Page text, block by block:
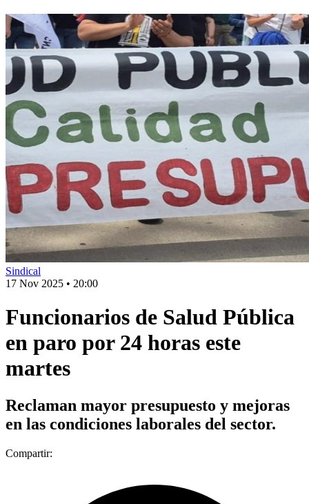
Sindical
17 Nov 2025 • 20:00
Funcionarios de Salud Pública
en paro por 24 horas este
martes
Reclaman mayor presupuesto y mejoras
en las condiciones laborales del sector.
Compartir: